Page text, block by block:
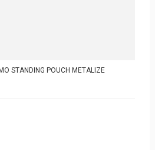
STANDING POUCH METALIZE